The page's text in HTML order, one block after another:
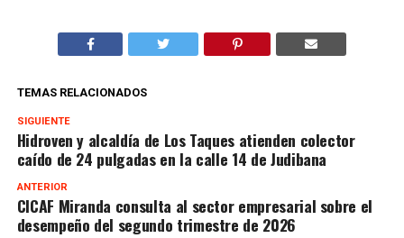
TEMAS RELACIONADOS
SIGUIENTE
Hidroven y alcaldía de Los Taques atienden colector
caído de 24 pulgadas en la calle 14 de Judibana
ANTERIOR
CICAF Miranda consulta al sector empresarial sobre el
desempeño del segundo trimestre de 2026